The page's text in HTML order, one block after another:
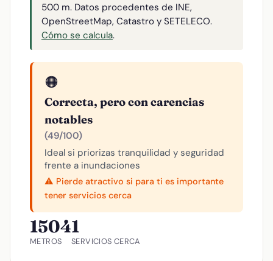
500 m. Datos procedentes de INE,
OpenStreetMap, Catastro y SETELECO.
Cómo se calcula.
🟠
Correcta, pero con carencias
notables
(49/100)
Ideal si priorizas tranquilidad y seguridad
frente a inundaciones
⚠️ Pierde atractivo si para ti es importante
tener servicios cerca
1504
METROS
1
SERVICIOS CERCA